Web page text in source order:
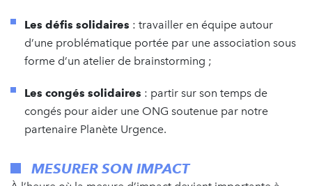
Les défis solidaires : travailler en équipe autour
d’une problématique portée par une association sous
forme d’un atelier de brainstorming ;
Les congés solidaires : partir sur son temps de
congés pour aider une ONG soutenue par notre
partenaire Planète Urgence.
MESURER SON IMPACT